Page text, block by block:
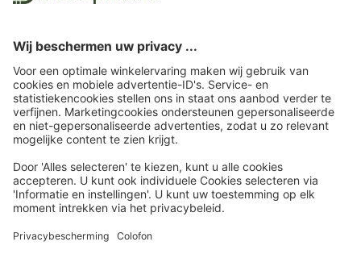
Etalageversiering voor Kerstmis: Tips en inspiratie
Kerstwensen – commercieel en oprecht tegelijk